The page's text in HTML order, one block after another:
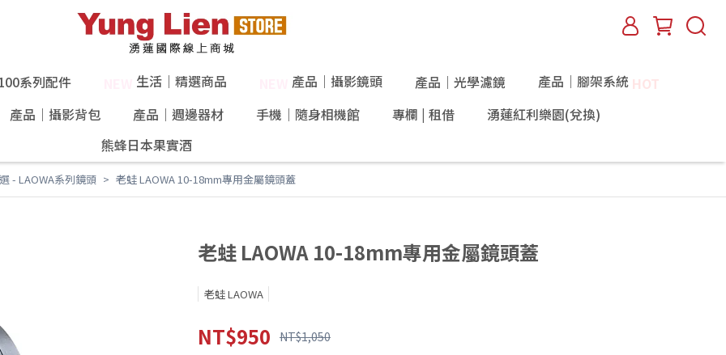
系列配件 生活｜精選商品 產品｜攝影鏡頭 產品｜光學濾鏡 產品｜腳架系統HOT
產品｜攝影背包
產品｜週邊器材 手機｜隨身相機館 專欄 | 租借
湧蓮紅利樂園(兌換)
熊蜂日本果實酒
- LAOWA系列鏡頭 老蛙 LAOWA 10-18mm專用金屬鏡頭蓋
老蛙 LAOWA 10-18mm專用金屬鏡頭蓋
老蛙 LAOWA
NT$950 NT$1,050